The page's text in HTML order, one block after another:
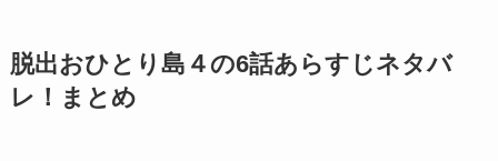
脱出おひとり島４の6話あらすじネタバ
レ！まとめ